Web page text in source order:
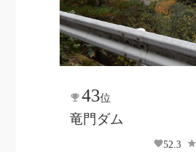
43位
竜門ダム
52.3